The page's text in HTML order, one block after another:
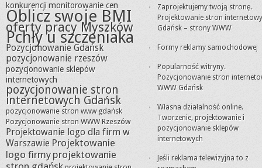
konkurencjimonitorowanie cen
Oblicz swoje BMI
oferty pracy Myszków
Pchły u szczeniaka
Pozycjonowanie Gdańsk
pozycjonowanie rzeszów
pozycjonowanie sklepów
internetowych
pozycjonowanie stron
internetowych Gdańsk
pozycjonowanie stron www gdańsk
Pozycjonowanie stron WWW Rzeszów
Projektowanie logo dla firm w
Warszawie Projektowanie
logo firmy projektowanie
Zaprojektujemy twoją stronę.
Projektowanie stron
Gdańsk – strony WWW
Formy reklamy samochodowej
Popularność witryny.
Pozycjonowanie stron
WWW Gdańsk
Własna działalność online.
Tworzenie, projektowanie i
pozycjonowanie sklepów
internetowych
Jeśli reklama telewizyjna to z